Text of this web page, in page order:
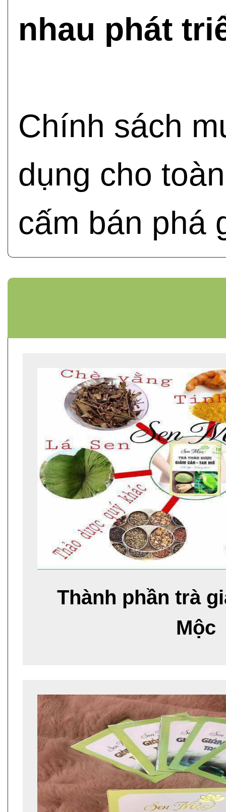
nhau phát
Chính sách
dụng cho
cấm bán phá
Thành phần trà
Mộc